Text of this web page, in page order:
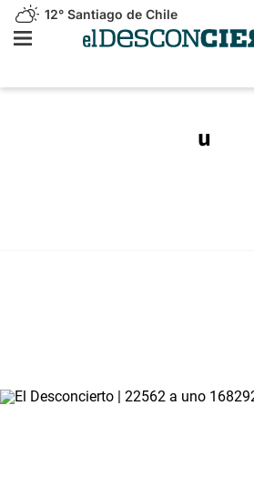
12° Santiago de Chile
u